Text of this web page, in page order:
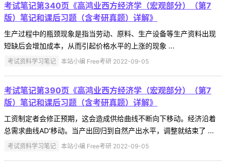
考试笔记第340页《高鸿业西方经济学（宏观部分）（第7
版）笔记和课后习题（含考研真题）详解》
生产过程中的瓶颈现象是指当劳动、原料、生产设备等生产资料出现
短缺后会增加成本，从而引起价格水平的上涨的现象 ...
考试资料学习笔记 本站小编 Free考研 2022-09-05
考试笔记第390页《高鸿业西方经济学（宏观部分）（第7
版）笔记和课后习题（含考研真题）详解》
工资制定者会修正预期，这会造成供给曲线不断向下移动。经济沿着
总需求曲线AD′移动。当产出回归到自然产出水平，调整就结束了 ...
考试资料学习笔记 本站小编 Free考研 2022-09-05